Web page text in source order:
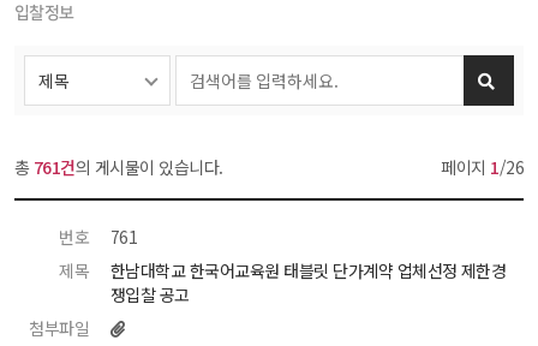
입찰정보
총 761건의 게시물이 있습니다. 페이지 1/26
번호
761
제목
한남대학교 한국어교육원 태블릿 단가계약 업체선정 제한경
쟁입찰 공고
첨부파일